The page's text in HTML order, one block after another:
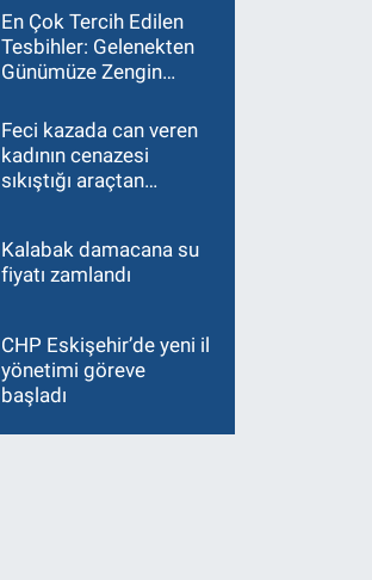
En Çok Tercih Edilen
Tesbihler: Gelenekten
Günümüze Zengin
Feci kazada can veren
kadının cenazesi
sıkıştığı araçtan
Kalabak damacana su
fiyatı zamlandı
CHP Eskişehir’de yeni il
yönetimi göreve
başladı